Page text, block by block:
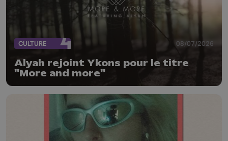
CULTURE 08/07/2026
Alyah rejoint Ykons pour le titre
"More and more"